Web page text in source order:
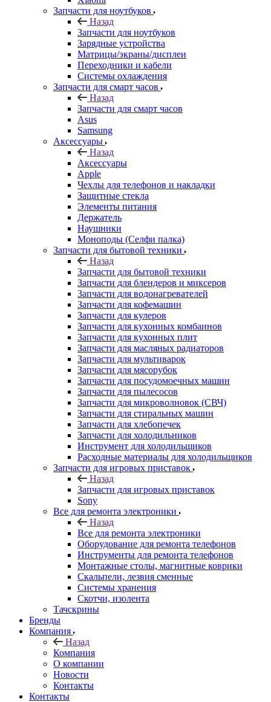
Запчасти для ноутбуков
Назад
Запчасти для ноутбуков
Зарядные устройства
Матрицы/экраны/дисплеи
Переходники и кабели
Системы охлаждения
Запчасти для смарт часов
Назад
Запчасти для смарт часов
Asus
Samsung
Аксессуары
Назад
Аксессуары
Apple
Чехлы для телефонов и накладки
Защитные стекла
Элементы питания
Держатель
Наушники
Моноподы (Селфи палка)
Запчасти для бытовой техники
Назад
Запчасти для бытовой техники
Запчасти для блендеров и миксеров
Запчасти для водонагревателей
Запчасти для кофемашин
Запчасти для кулеров
Запчасти для кухонных комбаинов
Запчасти для кухонных плит
Запчасти для масляных радиаторов
Запчасти для мультиварок
Запчасти для мясорубок
Запчасти для посудомоечных машин
Запчасти для пылесосов
Запчасти для микроволновок (СВЧ)
Запчасти для стиральных машин
Запчасти для хлебопечек
Запчасти для холодильников
Инструмент для холодильщиков
Расходные материалы для холодильщиков
Запчасти для игровых приставок
Назад
Запчасти для игровых приставок
Sony
Все для ремонта электроники
Назад
Все для ремонта электроники
Оборудование для ремонта телефонов
Инструменты для ремонта телефонов
Монтажные столы, магнитные коврики
Скальпели, лезвия сменные
Системы хранения
Скотчи, изолента
Тачскрины
Бренды
Компания
Назад
Компания
О компании
Новости
Контакты
Контакты